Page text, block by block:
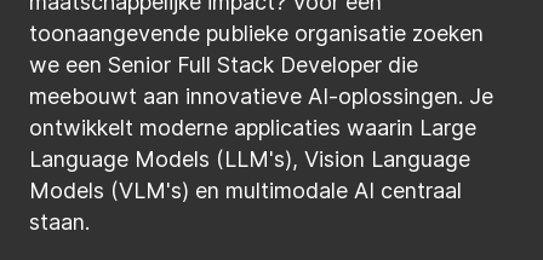
toonaangevende publieke organisatie zoeken
we een Senior Full Stack Developer die
meebouwt aan innovatieve AI-oplossingen. Je
ontwikkelt moderne applicaties waarin Large
Language Models (LLM's), Vision Language
Models (VLM's) en multimodale AI centraal
staan.